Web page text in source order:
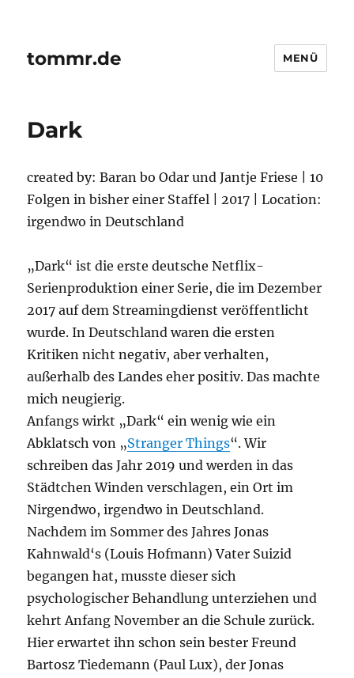
tommr.de MENÜ
Dark
created by: Baran bo Odar und Jantje Friese | 10
Folgen in bisher einer Staffel | 2017 | Location:
irgendwo in Deutschland
„Dark“ ist die erste deutsche Netflix-
Serienproduktion einer Serie, die im Dezember
2017 auf dem Streamingdienst veröffentlicht
wurde. In Deutschland waren die ersten
Kritiken nicht negativ, aber verhalten,
außerhalb des Landes eher positiv. Das machte
mich neugierig.
Anfangs wirkt „Dark“ ein wenig wie ein
Abklatsch von „Stranger Things“. Wir
schreiben das Jahr 2019 und werden in das
Städtchen Winden verschlagen, ein Ort im
Nirgendwo, irgendwo in Deutschland.
Nachdem im Sommer des Jahres Jonas
Kahnwald‘s (Louis Hofmann) Vater Suizid
begangen hat, musste dieser sich
psychologischer Behandlung unterziehen und
kehrt Anfang November an die Schule zurück.
Hier erwartet ihn schon sein bester Freund
Bartosz Tiedemann (Paul Lux), der Jonas